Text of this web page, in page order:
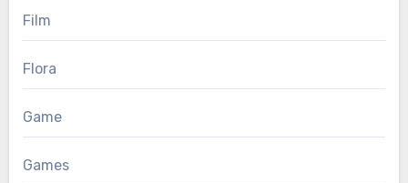
Film
Flora
Game
Games